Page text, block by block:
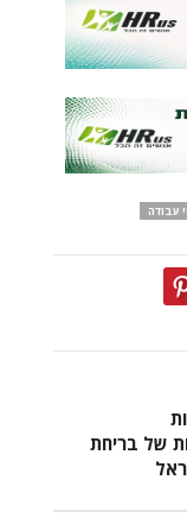
עבודה
של בריחת